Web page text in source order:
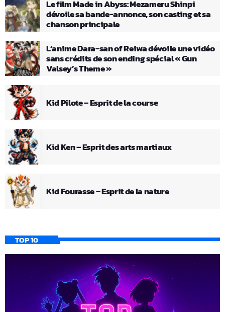
Le film Made in Abyss: Mezameru Shinpi
dévoile sa bande-annonce, son casting et sa
chanson principale
L’anime Dara-san of Reiwa dévoile une vidéo
sans crédits de son ending spécial « Gun
Valsey’s Theme »
Kid Pilote – Esprit de la course
Kid Ken – Esprit des arts martiaux
Kid Fourasse – Esprit de la nature
TOP 10